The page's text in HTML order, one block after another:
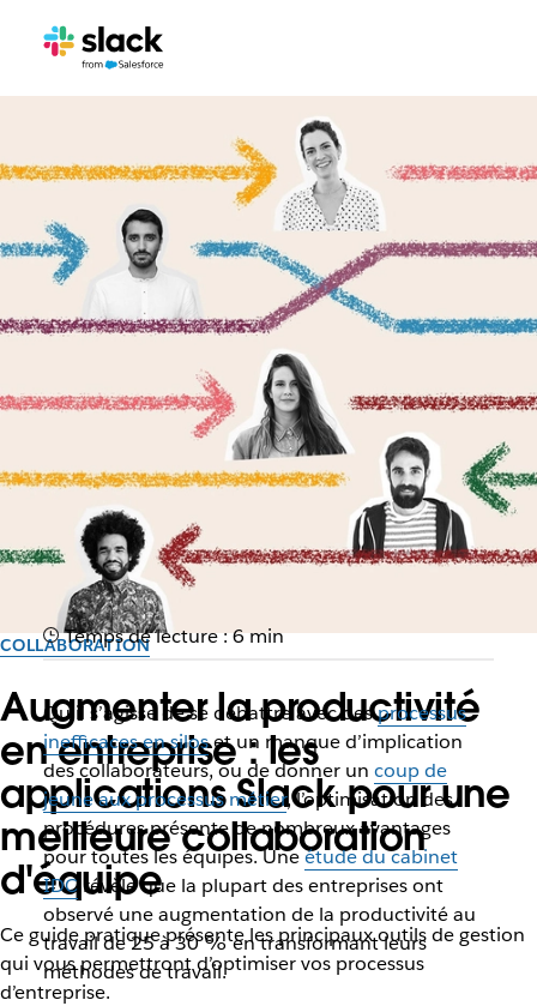
COLLABORATION
Augmenter la productivité
en entreprise : les
applications Slack pour une
meilleure collaboration
d'équipe
Ce guide pratique présente les principaux outils de gestion
qui vous permettront d’optimiser vos processus
d’entreprise.
Temps de lecture : 6 min
Qu’il s’agisse de se débattre avec desprocessus
inefficaces en siloset un manque d’implication
des collaborateurs, ou de donner un coup de
jeune aux processus métier, l’optimisation des
procédures présente de nombreux avantages
pour toutes les équipes. Uneétude du cabinet
IDCrévèle que la plupart des entreprises ont
observé une augmentation de la productivité au
travail de 25 à 30 % en transformant leurs
méthodes de travail.